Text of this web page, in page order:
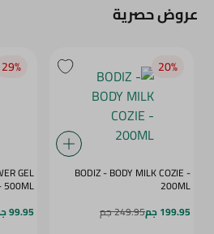
عروض حصرية
20‎%‎
BODIZ - BODY MILK COZIE -
200ML
199.95 جم
249.95 جم
29‎%‎
GEL
RUSH - 500ML
99.95 جم